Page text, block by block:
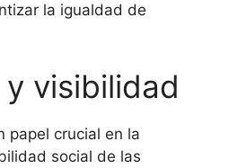
la igualdad de
visibilidad
papel crucial en la
social de las